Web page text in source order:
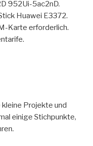
952Ui-5ac2nD.
Huawei E3372.
Karte erforderlich.
Projekte und
einige Stichpunkte,